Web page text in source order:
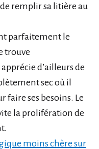
remplir sa litière au
parfaitement le
trouve
d’ailleurs de
sec où il
faire ses besoins. Le
la prolifération de
moins chère sur